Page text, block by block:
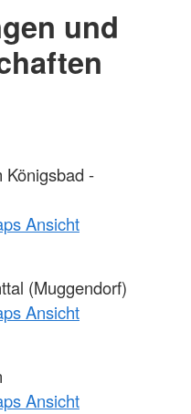
und
Königsbad -
Ansicht
(Muggendorf)
Ansicht
Ansicht